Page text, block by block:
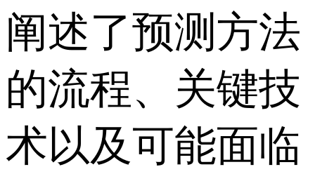
阐述了预测方法
的流程、关键技
术以及可能面临